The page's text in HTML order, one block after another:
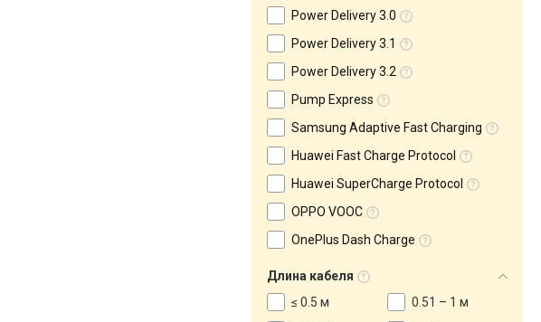
Power Delivery 3.0
Power Delivery 3.1
Power Delivery 3.2
Pump Express
Samsung Adaptive Fast Charging
Huawei Fast Charge Protocol
Huawei SuperCharge Protocol
OPPO VOOC
OnePlus Dash Charge
Длина кабеля
≤ 0.5 м
0.51 – 1 м